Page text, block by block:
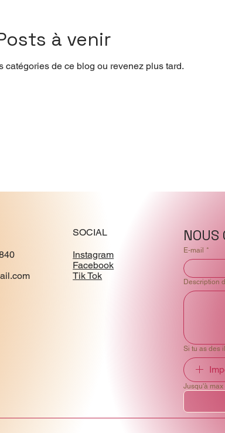
à venir
catégories de ce blog ou revenez plus tard.
SOCIAL
Instagram
Facebook
Tik Tok
NOUS
E‑mail *
Description
Si tu as des
Jusqu'à max